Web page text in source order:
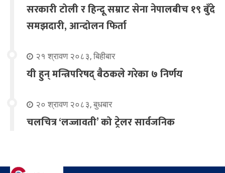
सरकारी टोली र हिन्दू सम्राट सेना नेपालबीच १९ बुँदे
समझदारी, आन्दोलन फिर्ता
२१ श्रावण २०८३, बिहीबार
यी हुन् मन्त्रिपरिषद् बैठकले गरेका ७ निर्णय
२० श्रावण २०८३, बुधबार
चलचित्र ‘लज्जावती’ को ट्रेलर सार्वजनिक